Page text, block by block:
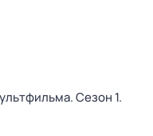
. Сезон 1.